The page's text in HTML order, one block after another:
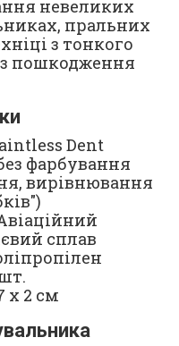
невеликих
пральних
з тонкого
пошкодження
Dent
фарбування
вирівнювання
сплав
х 2 см